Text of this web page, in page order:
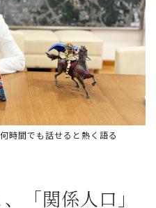
時間でも話せると熱く語る
「関係人口」